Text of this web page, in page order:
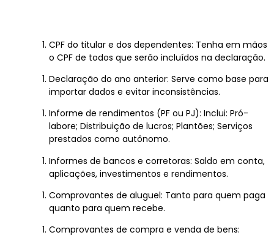
CPF do titular e dos dependentes: Tenha em mãos
o CPF de todos que serão incluídos na declaração.
Declaração do ano anterior: Serve como base para
importar dados e evitar inconsistências.
Informe de rendimentos (PF ou PJ): Inclui: Pró-
labore; Distribuição de lucros; Plantões; Serviços
prestados como autônomo.
Informes de bancos e corretoras: Saldo em conta,
aplicações, investimentos e rendimentos.
Comprovantes de aluguel: Tanto para quem paga
quanto para quem recebe.
Comprovantes de compra e venda de bens: